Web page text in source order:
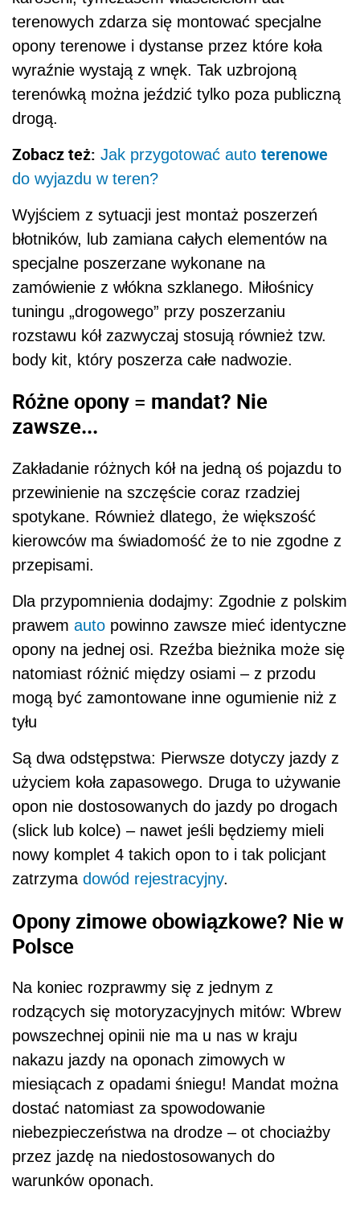
terenowych zdarza się montować specjalne
opony terenowe i dystanse przez które koła
wyraźnie wystają z wnęk. Tak uzbrojoną
terenówką można jeździć tylko poza publiczną
drogą.
Zobacz też: Jak przygotować auto terenowe
do wyjazdu w teren?
Wyjściem z sytuacji jest montaż poszerzeń
błotników, lub zamiana całych elementów na
specjalne poszerzane wykonane na
zamówienie z włókna szklanego. Miłośnicy
tuningu „drogowego” przy poszerzaniu
rozstawu kół zazwyczaj stosują również tzw.
body kit, który poszerza całe nadwozie.
Różne opony = mandat? Nie
zawsze...
Zakładanie różnych kół na jedną oś pojazdu to
przewinienie na szczęście coraz rzadziej
spotykane. Również dlatego, że większość
kierowców ma świadomość że to nie zgodne z
przepisami.
Dla przypomnienia dodajmy: Zgodnie z polskim
prawem auto powinno zawsze mieć identyczne
opony na jednej osi. Rzeźba bieżnika może się
natomiast różnić między osiami – z przodu
mogą być zamontowane inne ogumienie niż z
tyłu
Są dwa odstępstwa: Pierwsze dotyczy jazdy z
użyciem koła zapasowego. Druga to używanie
opon nie dostosowanych do jazdy po drogach
(slick lub kolce) – nawet jeśli będziemy mieli
nowy komplet 4 takich opon to i tak policjant
zatrzyma dowód rejestracyjny.
Opony zimowe obowiązkowe? Nie w
Polsce
Na koniec rozprawmy się z jednym z
rodzących się motoryzacyjnych mitów: Wbrew
powszechnej opinii nie ma u nas w kraju
nakazu jazdy na oponach zimowych w
miesiącach z opadami śniegu! Mandat można
dostać natomiast za spowodowanie
niebezpieczeństwa na drodze – ot chociażby
przez jazdę na niedostosowanych do
warunków oponach.